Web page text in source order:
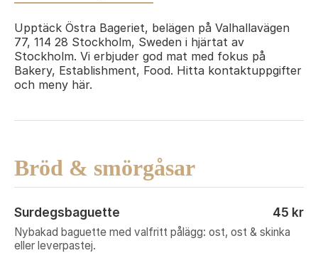
Upptäck Östra Bageriet, belägen på Valhallavägen
77, 114 28 Stockholm, Sweden i hjärtat av
Stockholm. Vi erbjuder god mat med fokus på
Bakery, Establishment, Food. Hitta kontaktuppgifter
och meny här.
Bröd & smörgåsar
Surdegsbaguette 45 kr
Nybakad baguette med valfritt pålägg: ost, ost & skinka
eller leverpastej.